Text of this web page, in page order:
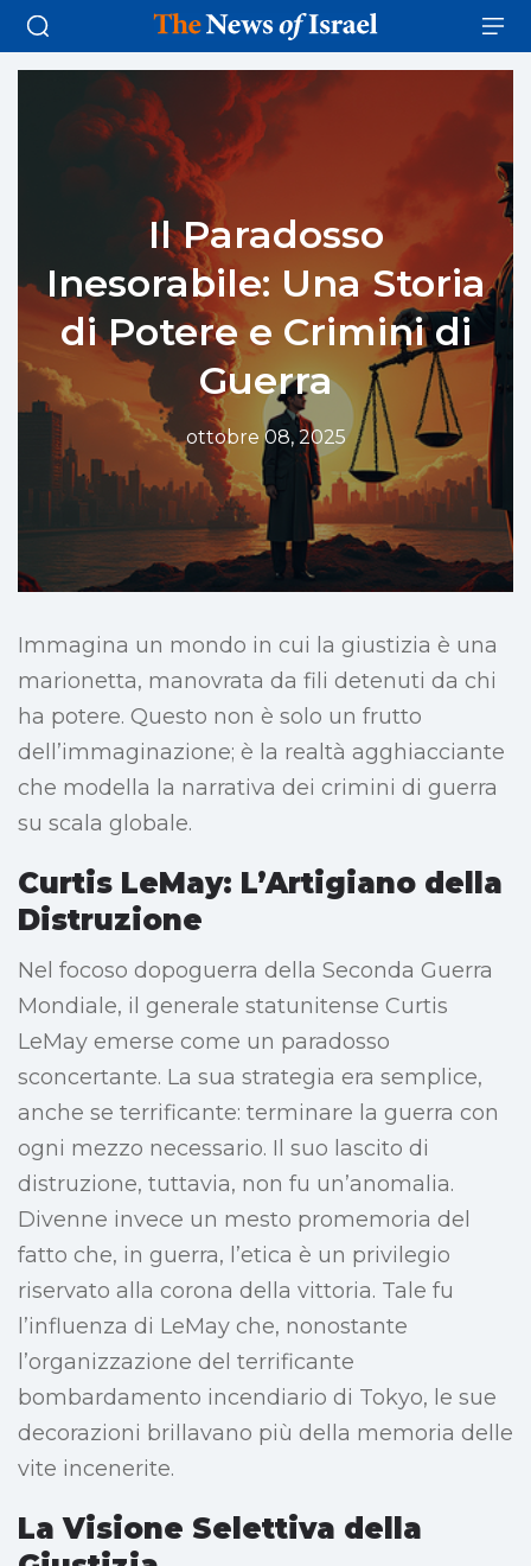
Il Paradosso
Inesorabile: Una Storia
di Potere e Crimini di
Guerra
ottobre 08, 2025
Immagina un mondo in cui la giustizia è una
marionetta, manovrata da fili detenuti da chi
ha potere. Questo non è solo un frutto
dell’immaginazione; è la realtà agghiacciante
che modella la narrativa dei crimini di guerra
su scala globale.
Curtis LeMay: L’Artigiano della
Distruzione
Nel focoso dopoguerra della Seconda Guerra
Mondiale, il generale statunitense Curtis
LeMay emerse come un paradosso
sconcertante. La sua strategia era semplice,
anche se terrificante: terminare la guerra con
ogni mezzo necessario. Il suo lascito di
distruzione, tuttavia, non fu un’anomalia.
Divenne invece un mesto promemoria del
fatto che, in guerra, l’etica è un privilegio
riservato alla corona della vittoria. Tale fu
l’influenza di LeMay che, nonostante
l’organizzazione del terrificante
bombardamento incendiario di Tokyo, le sue
decorazioni brillavano più della memoria delle
vite incenerite.
La Visione Selettiva della